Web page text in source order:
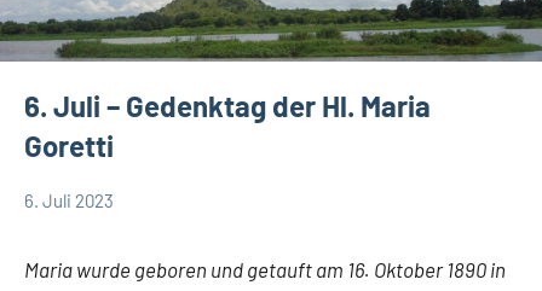
6. Juli – Gedenktag der Hl. Maria
Goretti
6. Juli 2023
Maria wurde geboren und getauft am 16. Oktober 1890 in